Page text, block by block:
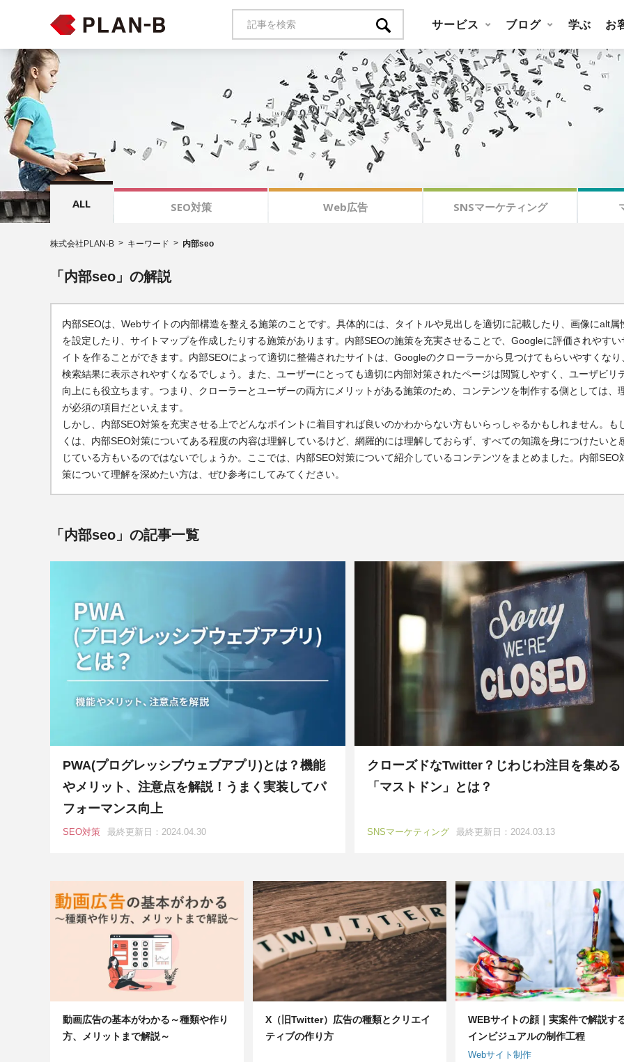
サービス ブログ 学ぶ お
ALL SEO対策 Web広告 SNSマーケティング
株式会社PLAN-B キーワード 内部seo
「内部seo」の解説
内部SEOは、Webサイトの内部構造を整える施策のことです。具体的には、タイトルや見出しを適切に記載したり、画像にalt属
を設定したり、サイトマップを作成したりする施策があります。内部SEOの施策を充実させることで、Googleに評価されやすい
イトを作ることができます。内部SEOによって適切に整備されたサイトは、Googleのクローラーから見つけてもらいやすくなり
検索結果に表示されやすくなるでしょう。また、ユーザーにとっても適切に内部対策されたページは閲覧しやすく、ユーザビリ
向上にも役立ちます。つまり、クローラーとユーザーの両方にメリットがある施策のため、コンテンツを制作する側としては、
が必須の項目だといえます。
しかし、内部SEO対策を充実させる上でどんなポイントに着目すれば良いのかわからない方もいらっしゃるかもしれません。も
くは、内部SEO対策についてある程度の内容は理解しているけど、網羅的には理解しておらず、すべての知識を身につけたいと
じている方もいるのではないでしょうか。ここでは、内部SEO対策について紹介しているコンテンツをまとめました。内部SEO
策について理解を深めたい方は、ぜひ参考にしてみてください。
「内部seo」の記事一覧
PWA(プログレッシブウェブアプリ)とは？機能
やメリット、注意点を解説！うまく実装してパ
フォーマンス向上
SEO対策 最終更新日：2024.04.30
クローズドなTwitter？じわじわ注目を集める
「マストドン」とは？
SNSマーケティング 最終更新日：2024.03.13
動画広告の基本がわかる～種類や作り
方、メリットまで解説～
X（旧Twitter）広告の種類とクリエイ
ティブの作り方
WEBサイトの顔｜実案件で解説す
インビジュアルの制作工程
Webサイト制作